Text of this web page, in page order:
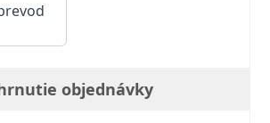
objednávky